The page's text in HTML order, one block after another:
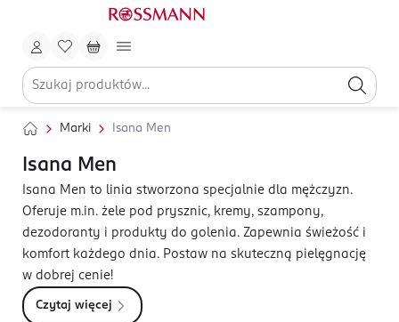
Marki Isana Men
Isana Men
Isana Men to linia stworzona specjalnie dla mężczyzn.
Oferuje m.in. żele pod prysznic, kremy, szampony,
dezodoranty i produkty do golenia. Zapewnia świeżość i
komfort każdego dnia. Postaw na skuteczną pielęgnację
w dobrej cenie!
Czytaj więcej